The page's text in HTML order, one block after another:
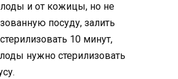
и от кожицы, но не
посуду, залить
10 минут,
нужно стерилизовать